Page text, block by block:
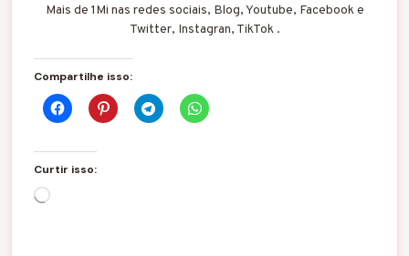
Mais de 1Mi nas redes sociais, Blog, Youtube, Facebook e
Twitter, Instagran, TikTok .
Compartilhe isso:
Curtir isso:
C